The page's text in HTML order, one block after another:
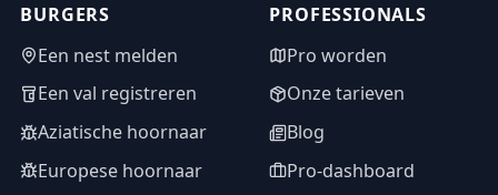
BURGERS
Een nest melden
Een val registreren
Aziatische hoornaar
Europese hoornaar
PROFESSIONALS
Pro worden
Onze tarieven
Blog
Pro-dashboard